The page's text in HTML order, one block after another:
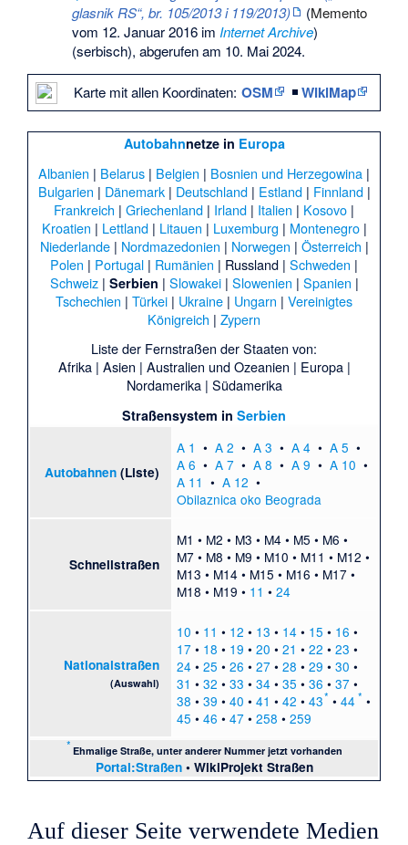
glasnik RS“, br. 105/2013 i 119/2013)
(Memento
vom 12. Januar 2016 im Internet Archive)
(serbisch), abgerufen am 10. Mai 2024.
Karte mit allen Koordinaten: OSM |
WikiMap
Autobahnnetze in Europa
Albanien | Belarus | Belgien | Bosnien und Herzegowina |
Bulgarien | Dänemark| Deutschland| Estland| Finnland|
Frankreich | Griechenland | Irland | Italien | Kosovo |
Kroatien | Lettland| Litauen | Luxemburg | Montenegro|
Niederlande| Nordmazedonien | Norwegen | Österreich |
Polen | Portugal | Rumänien | Russland | Schweden |
Schweiz| Serbien | Slowakei| Slowenien | Spanien |
Tschechien | Türkei | Ukraine | Ungarn | Vereinigtes
Königreich | Zypern
Liste der Fernstraßen der Staaten von:
Afrika| Asien | Australien und Ozeanien | Europa|
Nordamerika| Südamerika
Straßensystem in Serbien
Autobahnen(Liste)
A 1 • A 2 • A 3 • A 4• A 5 •
A 6 • A 7• A 8 • A 9 • A 10 •
A 11 • A 12 •
Obilaznica oko Beograda
Schnellstraßen
M1 • M2 • M3 • M4• M5 • M6 •
M7• M8 • M9 • M10 • M11 • M12 •
M13 • M14• M15 • M16 • M17•
M18 • M19 • 11 • 24
Nationalstraßen
(Auswahl)
10 • 11 • 12 • 13 • 14• 15 • 16 •
17• 18 • 19 • 20 • 21 • 22 • 23 •
24• 25 • 26 • 27• 28 • 29 • 30 •
31 • 32 • 33 • 34• 35 • 36 • 37•
38 • 39 • 40 • 41 • 42 • 43* •44* •
45 • 46 • 47• 258 • 259
* Ehmalige Straße, unter anderer Nummer jetzt vorhanden
Portal:Straßen• WikiProjekt Straßen
Auf dieser Seite verwendete Medien